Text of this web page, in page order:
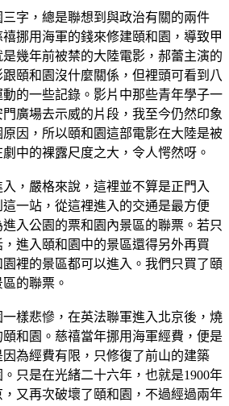
字，總是聯想到與政治有關的兩件
挪用海軍的錢來修建頤和園，導致甲
幾年前被禁的大陸電影，郝蕾主演的
頤和園沒什麼關係，但裡頭可看到八
的一些記錄。影片中那些青年學子一
廣場去示威的片段，我至今仍然印象
因，所以頤和園這部電影在大陸是被
中的裸露尺度之大，令人愕然呀。
，嚴格來說，這裡並不算是正門入
一站，從這裡進入的交通是最方便
入公園的票和園內景區的聯票。若只
進入頤和園中的景區還得另外再買
裡的景區都可以進入。我們只買了頤
的聯票。
樣悲慘，在英法聯軍進入北京後，燒
和園。慈禧當年挪用海軍經費，便是
為經費有限，只修復了前山的建築
只是在光緒二十六年，也就是1900年
又再次破壞了頤和園，不過經過兩年